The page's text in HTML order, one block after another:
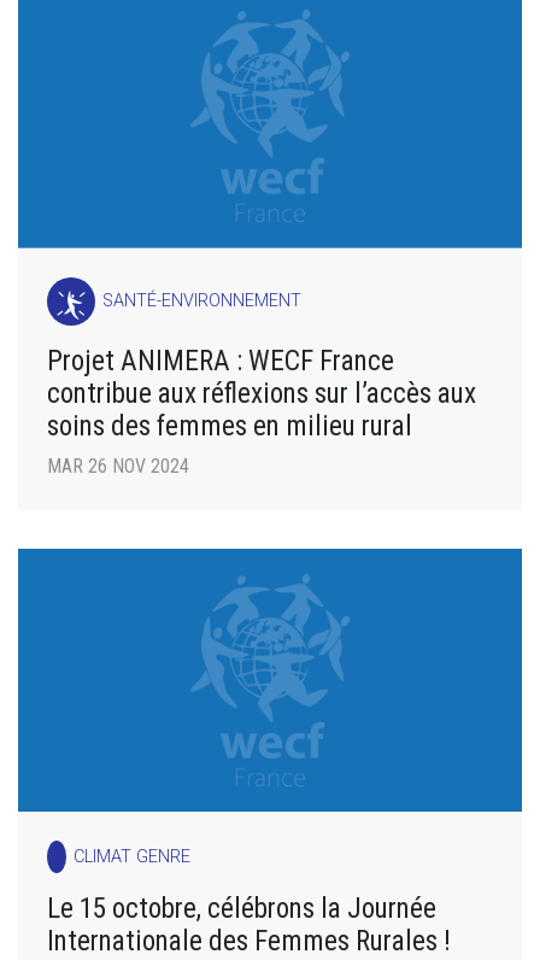
SANTÉ-ENVIRONNEMENT
Projet ANIMERA : WECF France
contribue aux réflexions sur l’accès aux
soins des femmes en milieu rural
MAR 26 NOV 2024
CLIMAT GENRE
Le 15 octobre, célébrons la Journée
Internationale des Femmes Rurales !